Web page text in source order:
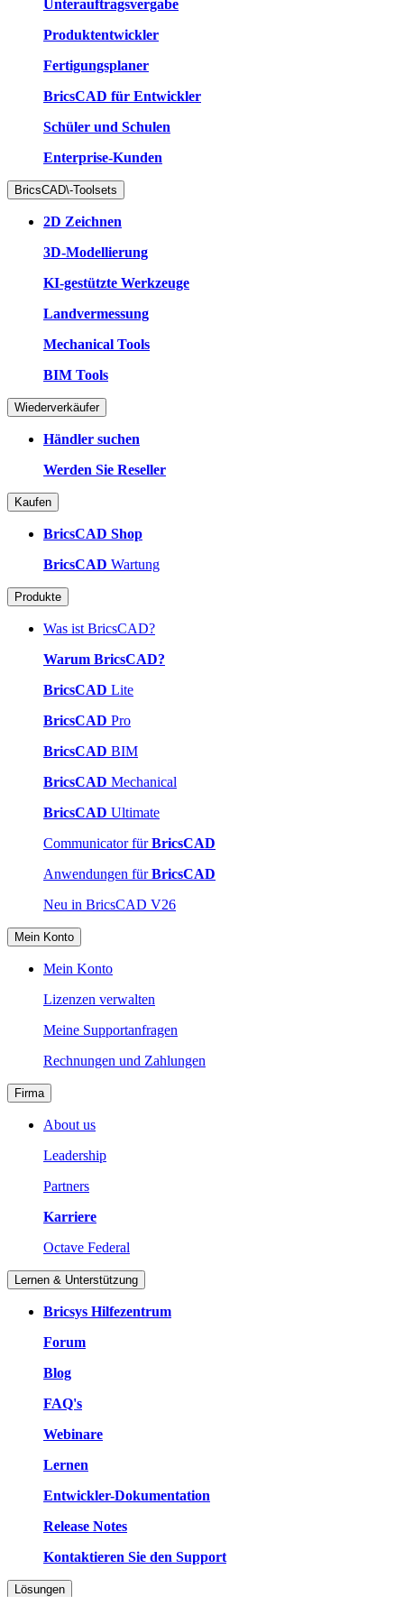
Unterauftragsvergabe
Produktentwickler
Fertigungsplaner
BricsCAD für Entwickler
Schüler und Schulen
Enterprise-Kunden
BricsCAD\-Toolsets
2D Zeichnen
3D-Modellierung
KI-gestützte Werkzeuge
Landvermessung
Mechanical Tools
BIM Tools
Wiederverkäufer
Händler suchen
Werden Sie Reseller
Kaufen
BricsCAD Shop
BricsCAD Wartung
Produkte
Was ist BricsCAD?
Warum BricsCAD?
BricsCAD Lite
BricsCAD Pro
BricsCAD BIM
BricsCAD Mechanical
BricsCAD Ultimate
Communicator fürBricsCAD
Anwendungen fürBricsCAD
Neu in BricsCAD V26
Mein Konto
Mein Konto
Lizenzen verwalten
Meine Supportanfragen
Rechnungen und Zahlungen
Firma
About us
Leadership
Partners
Karriere
Octave Federal
Lernen & Unterstützung
Bricsys Hilfezentrum
Forum
Blog
FAQ's
Webinare
Lernen
Entwickler-Dokumentation
Release Notes
Kontaktieren Sie den Support
Lösungen